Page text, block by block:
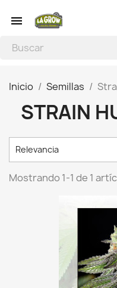

Inicio Semillas
STRAIN
Relevancia
Mostrando 1-1 de 1